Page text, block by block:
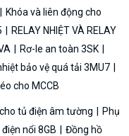
Khóa và liên động cho
RELAY NHIỆT VÀ RELAY
Rơ-le an toàn 3SK
bảo vệ quá tải 3MU7
cho MCCB
tủ điện âm tường
Phụ
nổi 8GB
Đồng hồ